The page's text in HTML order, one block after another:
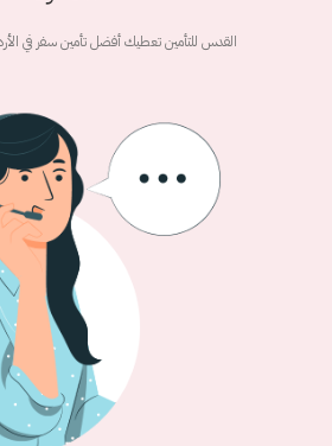
القدس للتأمين تعطيك أفضل تأمين سفر في